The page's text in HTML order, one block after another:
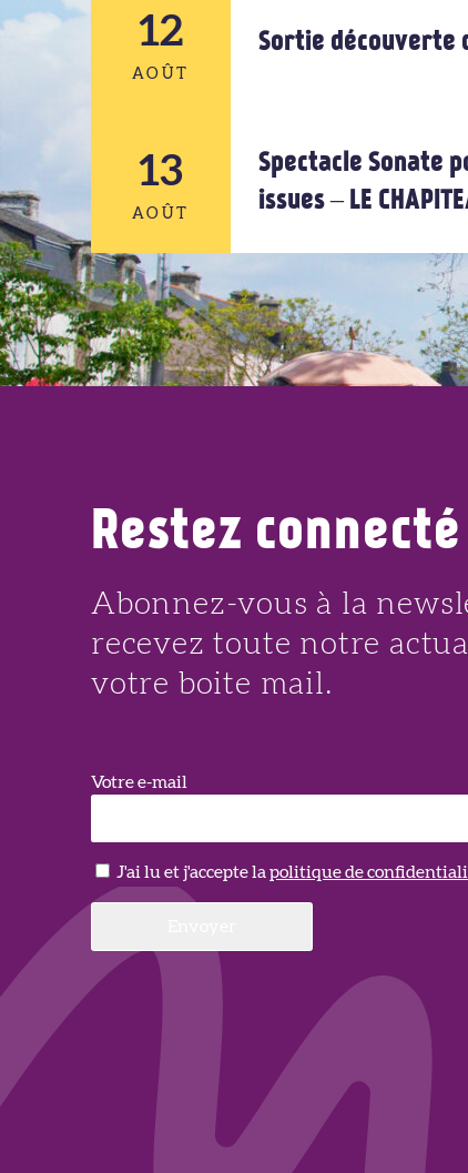
12
AOÛT
12
AOÛT
Sortie découverte
13
AOÛT
13
AOÛT
Spectacle Sonate
issues – LE
Restez
Abonnez-vous à la
recevez toute notre
votre boite mail.
Votre e-mail
J'ai lu et j'accepte la politique de